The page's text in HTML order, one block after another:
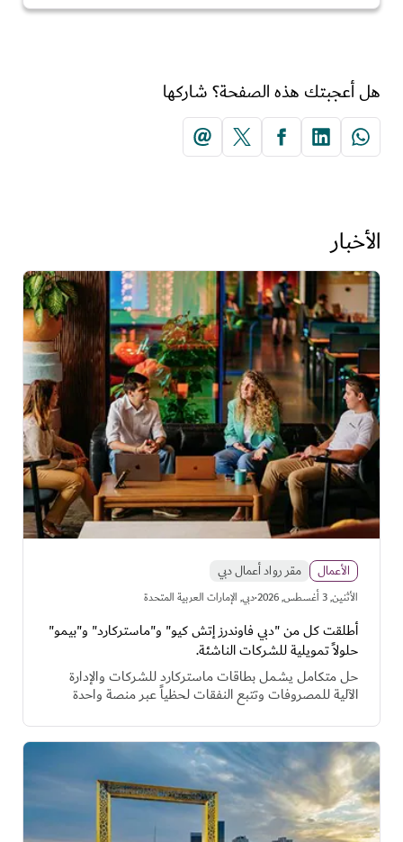
هل أعجبتك هذه الصفحة؟ شاركها
الأخبار
الأعمال مقر رواد أعمال دبي
اﻷثنين, 3 أغسطس, 2026 ·دبي, الإمارات العربية المتحدة
أطلقت كل من "دبي فاوندرز إتش كيو" و"ماستركارد" و"بيمو"
حلولاً تمويلية للشركات الناشئة.
حل متكامل يشمل بطاقات ماستركارد للشركات والإدارة
الآلية للمصروفات وتتبع النفقات لحظياً عبر منصة واحدة